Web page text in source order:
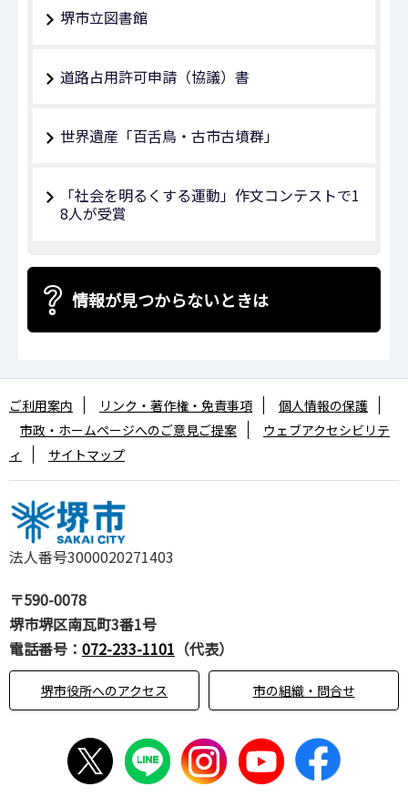
堺市立図書館
道路占用許可申請（協議）書
世界遺産「百舌鳥・古市古墳群」
「社会を明るくする運動」作文コンテストで1
8人が受賞
情報が見つからないときは
法人番号3000020271403
〒590-0078
堺市堺区南瓦町3番1号
電話番号： 072-233-1101 （代表）
堺市役所へのアクセス 市の組織・問合せ
ご利用案内 リンク・著作権・免責事項
個人情報の保護
市政・ホームページへのご意見ご提案
ウェブアクセシビリテ
ィ
サイトマップ